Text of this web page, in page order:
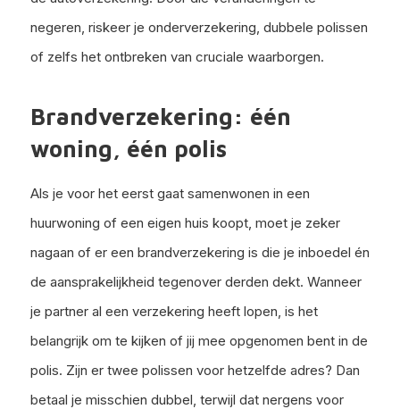
negeren, riskeer je onderverzekering, dubbele polissen
of zelfs het ontbreken van cruciale waarborgen.
Brandverzekering: één
woning, één polis
Als je voor het eerst gaat samenwonen in een
huurwoning of een eigen huis koopt, moet je zeker
nagaan of er een brandverzekering is die je inboedel én
de aansprakelijkheid tegenover derden dekt. Wanneer
je partner al een verzekering heeft lopen, is het
belangrijk om te kijken of jij mee opgenomen bent in de
polis. Zijn er twee polissen voor hetzelfde adres? Dan
betaal je misschien dubbel, terwijl dat nergens voor